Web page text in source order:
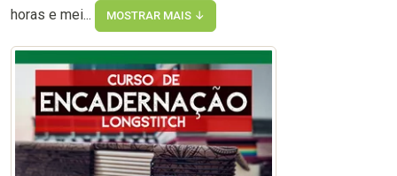
horas e mei...
MOSTRAR MAIS ↓